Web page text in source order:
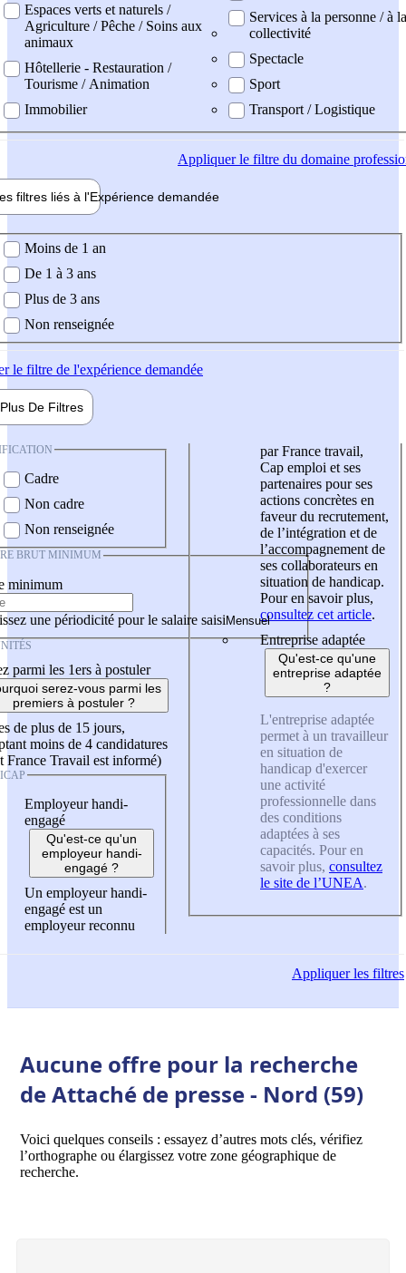
Espaces verts et naturels /
Agriculture / Pêche / Soins aux
animaux
Hôtellerie - Restauration /
Tourisme / Animation
Immobilier
Services à la personne / à la
collectivité
Spectacle
Sport
Transport / Logistique
Appliquerle filtre du domaine
filtres liés à l'Expérience demandée
demandée
Moins de 1 an
De 1 à 3 ans
Plus de 3 ans
Non renseignée
le filtre de l'expérience demandée
Plus De Filtres
Cadre
Non cadre
Non renseignée
BRUT MINIMUM
minimum
une périodicité pour le salaire saisi
parmi les 1ers à postuler
serez-vous parmi les
premiers à postuler ?
de plus de 15 jours,
moins de 4 candidatures
France Travail est informé)
Employeur handi-
engagé
Qu'est-ce qu'un
employeur handi-
engagé ?
Un employeur handi-
engagé est un
employeur reconnu
par France travail,
Cap emploi et ses
partenaires pour ses
actions concrètes en
faveur du recrutement,
de l’intégration et de
l’accompagnement de
ses collaborateurs en
situation de handicap.
Pour en savoir plus,
consultez cet article.
Entreprise adaptée
Qu'est-ce qu'une
entreprise adaptée
?
L'entreprise adaptée
permet à un travailleur
en situation de
handicap d'exercer
une activité
professionnelle dans
des conditions
adaptées à ses
capacités. Pour en
savoir plus, consultez
le site de l’UNEA.
Appliquerles filtres
Aucune offre pour la recherche
de Attaché de presse - Nord (59)
Voici quelques conseils : essayez d’autres mots clés, vérifiez
l’orthographe ou élargissez votre zone géographique de
recherche.